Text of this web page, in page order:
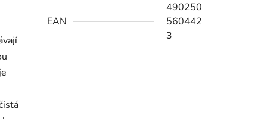
EAN
490250
560442
3